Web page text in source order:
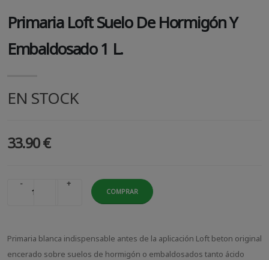
Primaria Loft Suelo De Hormigón Y
Embaldosado 1 L.
EN STOCK
33.90 €
- +
COMPRAR
Primaria blanca indispensable antes de la aplicación Loft beton original
encerado sobre suelos de hormigón o embaldosados tanto ácido